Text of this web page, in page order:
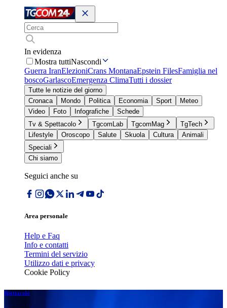
In evidenza
Mostra tuttiNascondi
Guerra IranElezioniCrans MontanaEpstein FilesFamiglia nel
boscoGarlascoEmergenza ClimaTutti i dossier
Tutte le notizie del giorno
Cronaca
Mondo Politica Economia Sport
Meteo
Video
Foto Infografiche
Schede
Tv & Spettacolo
TgcomLab TgcomMag
TgTech
Lifestyle
Oroscopo Salute Skuola Cultura
Animali
Speciali
Chi siamo
Seguici anche su
Area personale
Help e Faq
Info e contatti
Termini del servizio
Utilizzo dati e privacy
Cookie Policy
Spettacolo